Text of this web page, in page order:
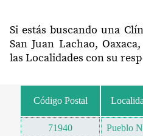
Si estás buscando una
San Juan Lachao,
las Localidades con su
Código Postal
71940 Pueblo